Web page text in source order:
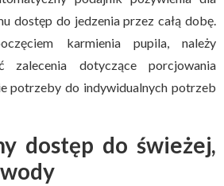
dostęp do jedzenia przez całą dobę.
karmienia pupila, należy
zalecenia dotyczące porcjowania
potrzeby do indywidualnych potrzeb
dostęp do świeżej,